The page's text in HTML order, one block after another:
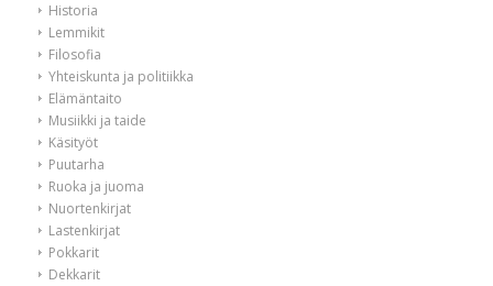
Historia
Lemmikit
Filosofia
Yhteiskunta ja politiikka
Elämäntaito
Musiikki ja taide
Käsityöt
Puutarha
Ruoka ja juoma
Nuortenkirjat
Lastenkirjat
Pokkarit
Dekkarit